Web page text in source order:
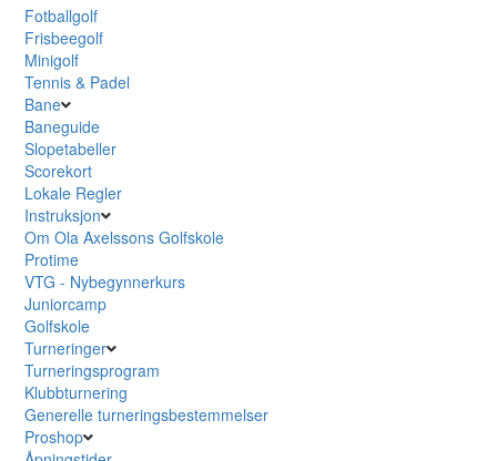
Fotballgolf
Frisbeegolf
Minigolf
Tennis & Padel
Bane
Baneguide
Slopetabeller
Scorekort
Lokale Regler
Instruksjon
Om Ola Axelssons Golfskole
Protime
VTG - Nybegynnerkurs
Juniorcamp
Golfskole
Turneringer
Turneringsprogram
Klubbturnering
Generelle turneringsbestemmelser
Proshop